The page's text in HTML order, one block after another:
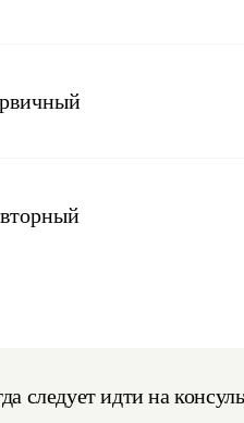
следует идти на